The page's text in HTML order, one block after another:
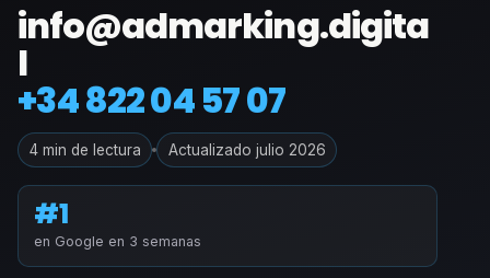
info@admarking.digita
l
+34 822 04 57 07
4 min de lectura Actualizado julio 2026
#1
en Google en 3 semanas